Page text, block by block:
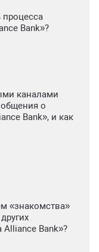
Bank»?
каналами
о
Bank», и как
«знакомства»
Alliance Bank»?